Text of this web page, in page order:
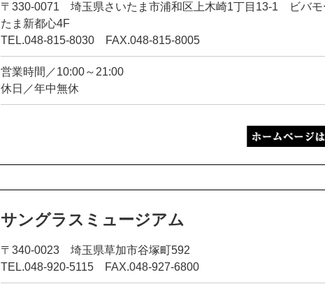
〒330-0071 埼玉県さいたま市浦和区上木崎1丁目13-1 ビバモ
たま新都心4F
TEL.048-815-8030 FAX.048-815-8005
営業時間／10:00～21:00
休日／年中無休
サングラスミュージアム
〒340-0023 埼玉県草加市谷塚町592
TEL.048-920-5115 FAX.048-927-6800